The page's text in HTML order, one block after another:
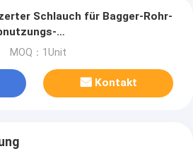
Schlauch für Bagger-Rohr-
32 Zoll
MOQ：1Unit
Kontakt